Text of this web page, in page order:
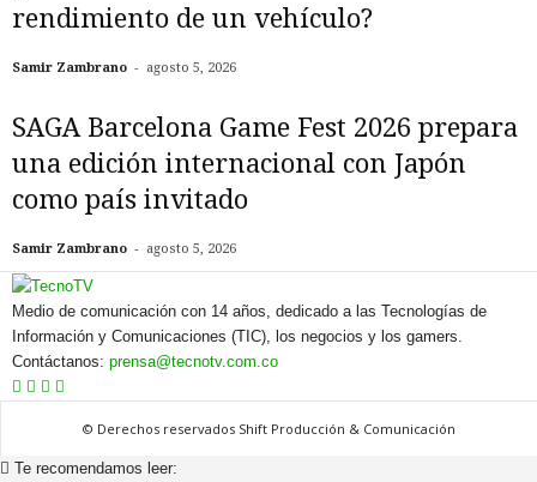
rendimiento de un vehículo?
Samir Zambrano - agosto 5, 2026
SAGA Barcelona Game Fest 2026 prepara
una edición internacional con Japón
como país invitado
Samir Zambrano - agosto 5, 2026
Medio de comunicación con 14 años, dedicado a las Tecnologías de
Información y Comunicaciones (TIC), los negocios y los gamers.
Contáctanos: prensa@tecnotv.com.co
© Derechos reservados Shift Producción & Comunicación
Te recomendamos leer: